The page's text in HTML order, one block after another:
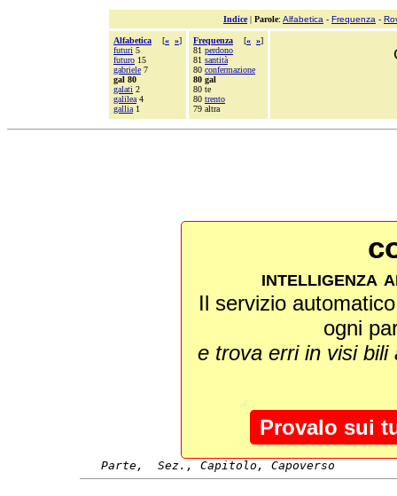
Indice| Parole: Alfabetica - Frequenza -
Alfabetica [« »]
futuri 5
futuro 15
gabriele 7
gal 80
galati 2
galilea 4
gallia 1
Frequenza [« »]
81 perdono
81 santità
80 confermazione
80 gal
80 te
80 trento
79 altra
intelligenza
Il servizio
ogni
e trova erri in visi
Provalo sui
Parte,  Sez., Capitolo, Capoverso